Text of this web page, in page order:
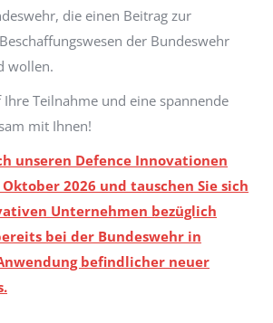
die einen Beitrag zur
der Bundeswehr
wollen.
Teilnahme und eine spannende
mit Ihnen!
unseren Defence Innovationen
2026 und tauschen Sie sich
Unternehmen bezüglich
bei der Bundeswehr in
befindlicher neuer